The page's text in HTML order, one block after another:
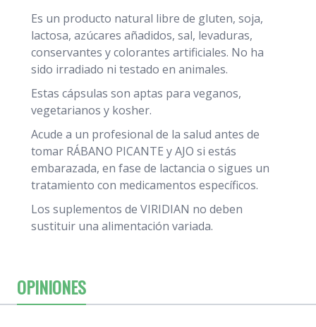
Es un producto natural libre de gluten, soja,
lactosa, azúcares añadidos, sal, levaduras,
conservantes y colorantes artificiales. No ha
sido irradiado ni testado en animales.
Estas cápsulas son aptas para veganos,
vegetarianos y kosher.
Acude a un profesional de la salud antes de
tomar RÁBANO PICANTE y AJO si estás
embarazada, en fase de lactancia o sigues un
tratamiento con medicamentos específicos.
Los suplementos de VIRIDIAN no deben
sustituir una alimentación variada.
OPINIONES